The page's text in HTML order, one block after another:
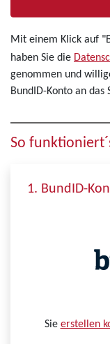
Mit einem Klick auf
haben Sie die
genommen und
BundID-Konto an
So
1. BundID-
Sie erstellen